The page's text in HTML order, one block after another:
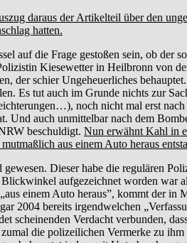
daraus der Artikelteil über den
hatten.
die Frage gestoßen sein, ob der
Kiesewetter in Heilbronn von
schier Ungeheuerliches
Es tut auch im Grunde nichts zur
noch nicht mal erst
Und auch unmittelbar nach dem
beschuldigt. Nun erwähnt Kahl in
aus einem Auto heraus
Dieser habe die regulären
aufgezeichnet worden
einem Auto heraus”, kommt der in
2004 bereits irgendwelchen
Verdacht verbunden,
die polizeilichen Vermerke zu ihm